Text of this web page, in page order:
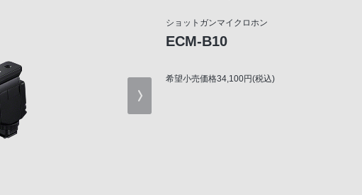
ショットガンマイクロホン
ECM-B10
希望小売価格34,100円(税込)